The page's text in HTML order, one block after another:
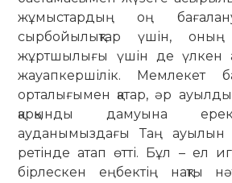
жұмыстардың оң
сырбойылықтар үшін,
жұртшылығы үшін де үлкен
жауапкершілік. Мемлекет
орталығымен қатар, әр
қарқынды дамуына
ауданымыздағы Таң ауылын
ретінде атап өтті. Бұл – ел
бірлескен еңбектің нақты